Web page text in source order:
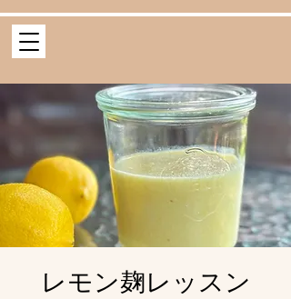
レモン麹レッスン